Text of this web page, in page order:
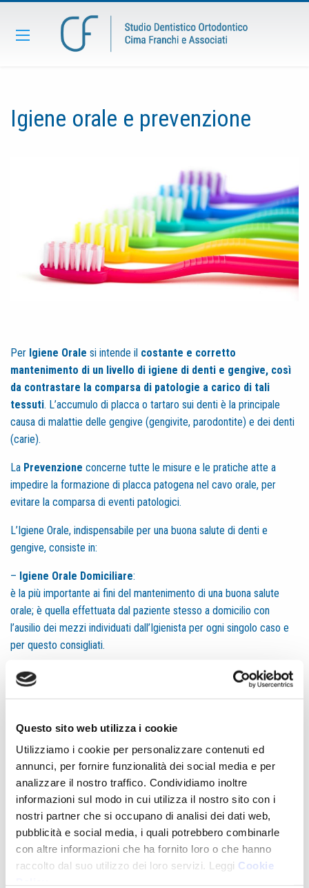
Questo sito web utilizza i cookie
Utilizziamo i cookie per personalizzare contenuti ed
annunci, per fornire funzionalità dei social media e per
analizzare il nostro traffico. Condividiamo inoltre
informazioni sul modo in cui utilizza il nostro sito con i
nostri partner che si occupano di analisi dei dati web,
pubblicità e social media, i quali potrebbero combinarle
con altre informazioni che ha fornito loro o che hanno
raccolto dal suo utilizzo dei loro servizi. Leggi Cookie
Igiene orale e prevenzione
Per Igiene Orale si intende il costante e corretto
mantenimento di un livello di igiene di denti e gengive, così
da contrastare la comparsa di patologie a carico di tali
tessuti. L’accumulo di placca o tartaro sui denti è la principale
causa di malattie delle gengive (gengivite, parodontite) e dei denti
(carie).
La Prevenzione concerne tutte le misure e le pratiche atte a
impedire la formazione di placca patogena nel cavo orale, per
evitare la comparsa di eventi patologici.
L’Igiene Orale, indispensabile per una buona salute di denti e
gengive, consiste in:
– Igiene Orale Domiciliare:
è la più importante ai fini del mantenimento di una buona salute
orale; è quella effettuata dal paziente stesso a domicilio con
l’ausilio dei mezzi individuati dall’Igienista per ogni singolo caso e
per questo consigliati.
–Igiene Orale Professionale
è quella che effettua l’Igienista in Studio mediante l’impiego di
accumuli di placca non rimovibili dal paziente nella pratica
domiciliare; la frequenza di regolari controlli periodici e sedute di
Igiene Orale Professionale vengono proposte dall’Igienista,
d’accordo con il paziente, secondo piani di cure personalizzati.
INVIA LA TUA RICHIESTA